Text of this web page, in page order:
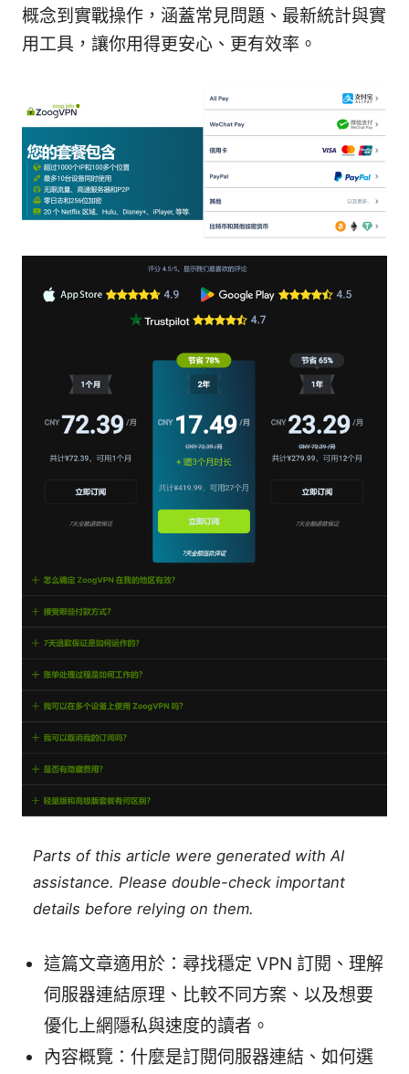
概念到實戰操作，涵蓋常見問題、最新統計與實
用工具，讓你用得更安心、更有效率。
Parts of this article were generated with AI
assistance. Please double-check important
details before relying on them.
這篇文章適用於：尋找穩定 VPN 訂閱、理解
伺服器連結原理、比較不同方案、以及想要
優化上網隱私與速度的讀者。
內容概覽：什麼是訂閱伺服器連結、如何選